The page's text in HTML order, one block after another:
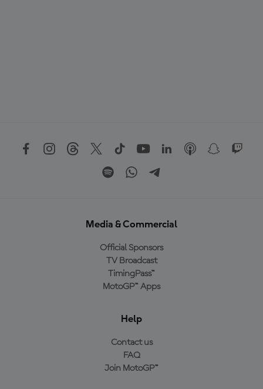
Media & Commercial
Official Sponsors
TV Broadcast
TimingPass™
MotoGP™ Apps
Help
Contact us
FAQ
Join MotoGP™